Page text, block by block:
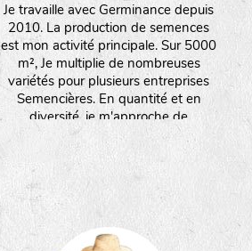
Je travaille avec Germinance depuis
2010. La production de semences
est mon activité principale. Sur 5000
m², Je multiplie de nombreuses
variétés pour plusieurs entreprises
Semencières. En quantité et en
diversité, je m'approche de
l'autonomie en graines nécessaire à
mon activité de production de plants
au printemps (atelier qui m'occupe à
temps plein de fevrier à début juin).
Je pratique la biodynamie et un peu
de traction animale.